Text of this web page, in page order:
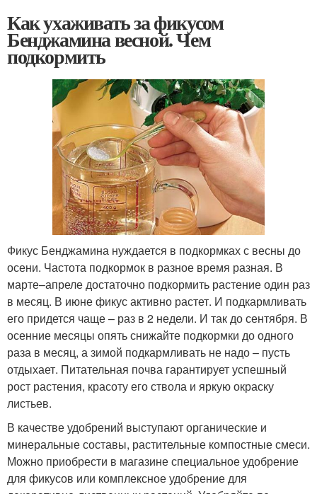
Как ухаживать за фикусом
Бенджамина весной. Чем
подкормить
Фикус Бенджамина нуждается в подкормках с весны до
осени. Частота подкормок в разное время разная. В
марте–апреле достаточно подкормить растение один раз
в месяц. В июне фикус активно растет. И подкармливать
его придется чаще – раз в 2 недели. И так до сентября. В
осенние месяцы опять снижайте подкормки до одного
раза в месяц, а зимой подкармливать не надо – пусть
отдыхает. Питательная почва гарантирует успешный
рост растения, красоту его ствола и яркую окраску
листьев.
В качестве удобрений выступают органические и
минеральные составы, растительные компостные смеси.
Можно приобрести в магазине специальное удобрение
для фикусов или комплексное удобрение для